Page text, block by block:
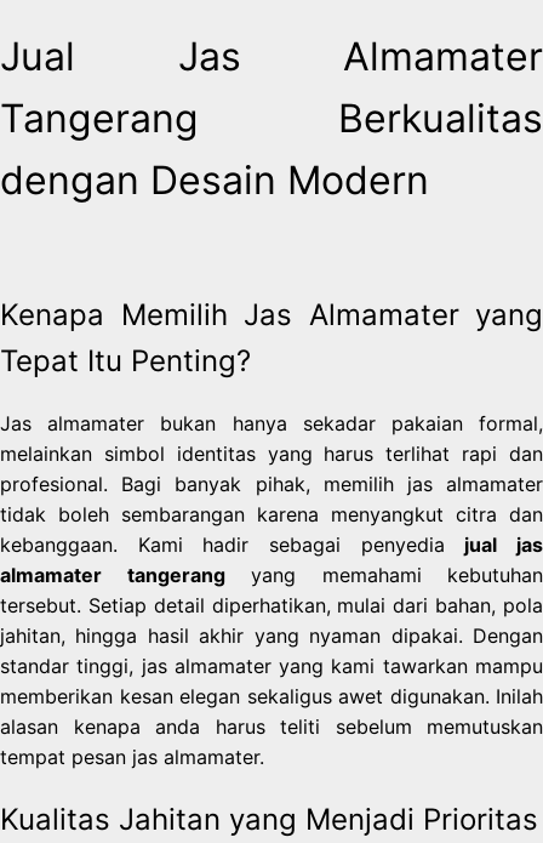
Jual Jas Almamater
Tangerang Berkualitas
dengan Desain Modern
Kenapa Memilih Jas Almamater yang
Tepat Itu Penting?
Jas almamater bukan hanya sekadar pakaian formal,
melainkan simbol identitas yang harus terlihat rapi dan
profesional. Bagi banyak pihak, memilih jas almamater
tidak boleh sembarangan karena menyangkut citra dan
kebanggaan. Kami hadir sebagai penyedia jual jas
almamater tangerangyang memahami kebutuhan
tersebut. Setiap detail diperhatikan, mulai dari bahan, pola
jahitan, hingga hasil akhir yang nyaman dipakai. Dengan
standar tinggi, jas almamater yang kami tawarkan mampu
memberikan kesan elegan sekaligus awet digunakan. Inilah
alasan kenapa anda harus teliti sebelum memutuskan
tempat pesan jas almamater.
Kualitas Jahitan yang Menjadi Prioritas